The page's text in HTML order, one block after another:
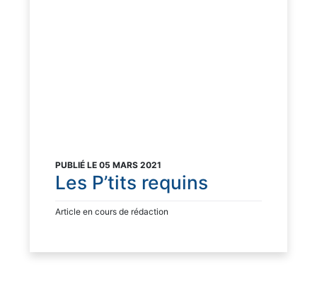
PUBLIÉ LE 05 MARS 2021
Les P’tits requins
Article en cours de rédaction